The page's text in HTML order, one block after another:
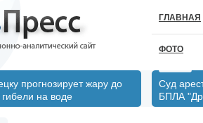
ГЛАВНАЯ
ФОТО
прогнозирует жару до
на воде
Суд
БПЛА